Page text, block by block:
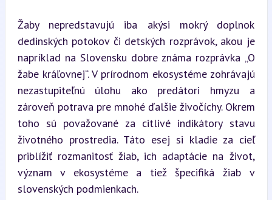
Žaby nepredstavujú iba akýsi mokrý doplnok
dedinských potokov či detských rozprávok, akou je
napríklad na Slovensku dobre známa rozprávka „O
žabe kráľovnej“. V prírodnom ekosystéme zohrávajú
nezastupiteľnú úlohu ako predátori hmyzu a
zároveň potrava pre mnohé ďalšie živočíchy. Okrem
toho sú považované za citlivé indikátory stavu
životného prostredia. Táto esej si kladie za cieľ
priblížiť rozmanitosť žiab, ich adaptácie na život,
význam v ekosystéme a tiež špecifiká žiab v
slovenských podmienkach.